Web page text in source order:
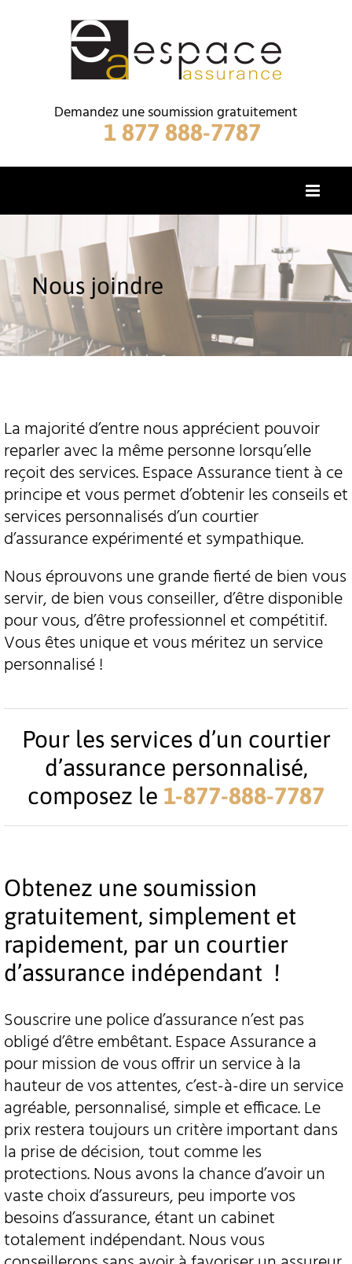
Demandez une soumission gratuitement
1 877 888-7787
Nous joindre
La majorité d’entre nous apprécient pouvoir
reparler avec la même personne lorsqu’elle
reçoit des services. Espace Assurance tient à ce
principe et vous permet d’obtenir les conseils et
services personnalisés d’un courtier
d’assurance expérimenté et sympathique.
Nous éprouvons une grande fierté de bien vous
servir, de bien vous conseiller, d’être disponible
pour vous, d’être professionnel et compétitif.
Vous êtes unique et vous méritez un service
personnalisé !
Pour les services d’un courtier
d’assurance personnalisé,
composez le 1-877-888-7787
Obtenez une soumission
gratuitement, simplement et
rapidement, par un courtier
d’assurance indépendant !
Souscrire une police d’assurance n’est pas
obligé d’être embêtant. Espace Assurance a
pour mission de vous offrir un service à la
hauteur de vos attentes, c’est-à-dire un service
agréable, personnalisé, simple et efficace. Le
prix restera toujours un critère important dans
la prise de décision, tout comme les
protections. Nous avons la chance d’avoir un
vaste choix d’assureurs, peu importe vos
besoins d’assurance, étant un cabinet
totalement indépendant. Nous vous